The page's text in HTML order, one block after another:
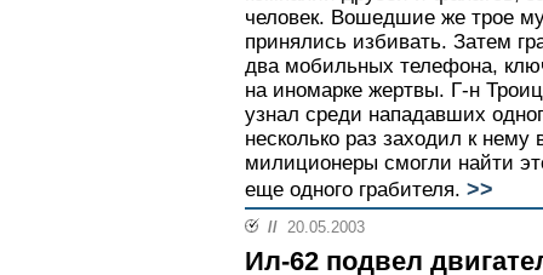
человек. Вошедшие же трое
принялись избивать. Затем
два мобильных телефона,
на иномарке жертвы. Г-н
узнал среди нападавших
несколько раз заходил к нему
милиционеры смогли найти
еще одного грабителя. >>
// 20.05.2003
Ил-62 подвел